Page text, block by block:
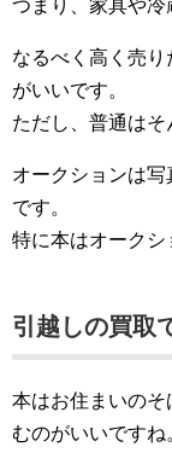
つまり、家具や冷
なるべく高く売
がいいです。
ただし、普通はそ
オークションは
です。
特に本はオークシ
引越しの買取
本はお住まいの
むのがいいですね